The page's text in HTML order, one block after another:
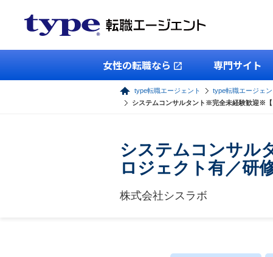
女性の転職なら 専門サイト
type転職エージェント type転職エージェ
システムコンサルタント※完全未経験歓迎※【
システムコンサル
ロジェクト有／研
株式会社シスラボ